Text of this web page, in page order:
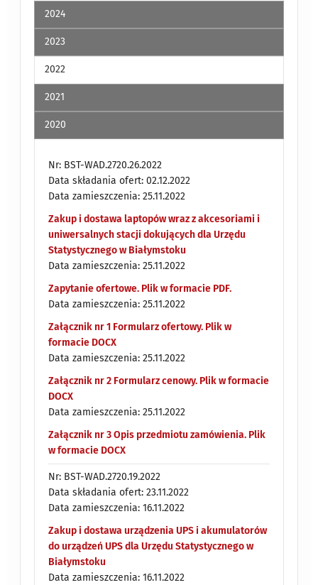
2024
2023
2022
2021
2020
Nr: BST-WAD.2720.26.2022
Data składania ofert: 02.12.2022
Data zamieszczenia: 25.11.2022
Zakup i dostawa laptopów wraz z akcesoriami i
uniwersalnych stacji dokujących dla Urzędu
Statystycznego w Białymstoku
Data zamieszczenia: 25.11.2022
Zapytanie ofertowe. Plik w formacie PDF.
Data zamieszczenia: 25.11.2022
Załącznik nr 1 Formularz ofertowy. Plik w
formacie DOCX
Data zamieszczenia: 25.11.2022
Załącznik nr 2 Formularz cenowy. Plik w formacie
DOCX
Data zamieszczenia: 25.11.2022
Załącznik nr 3 Opis przedmiotu zamówienia. Plik
w formacie DOCX
Nr: BST-WAD.2720.19.2022
Data składania ofert: 23.11.2022
Data zamieszczenia: 16.11.2022
Zakup i dostawa urządzenia UPS i akumulatorów
do urządzeń UPS dla Urzędu Statystycznego w
Białymstoku
Data zamieszczenia: 16.11.2022